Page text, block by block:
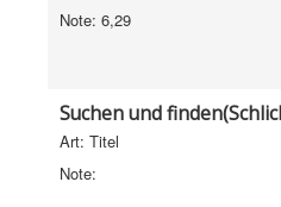
Note: 6,29
Suchen und
Art: Titel
Note: